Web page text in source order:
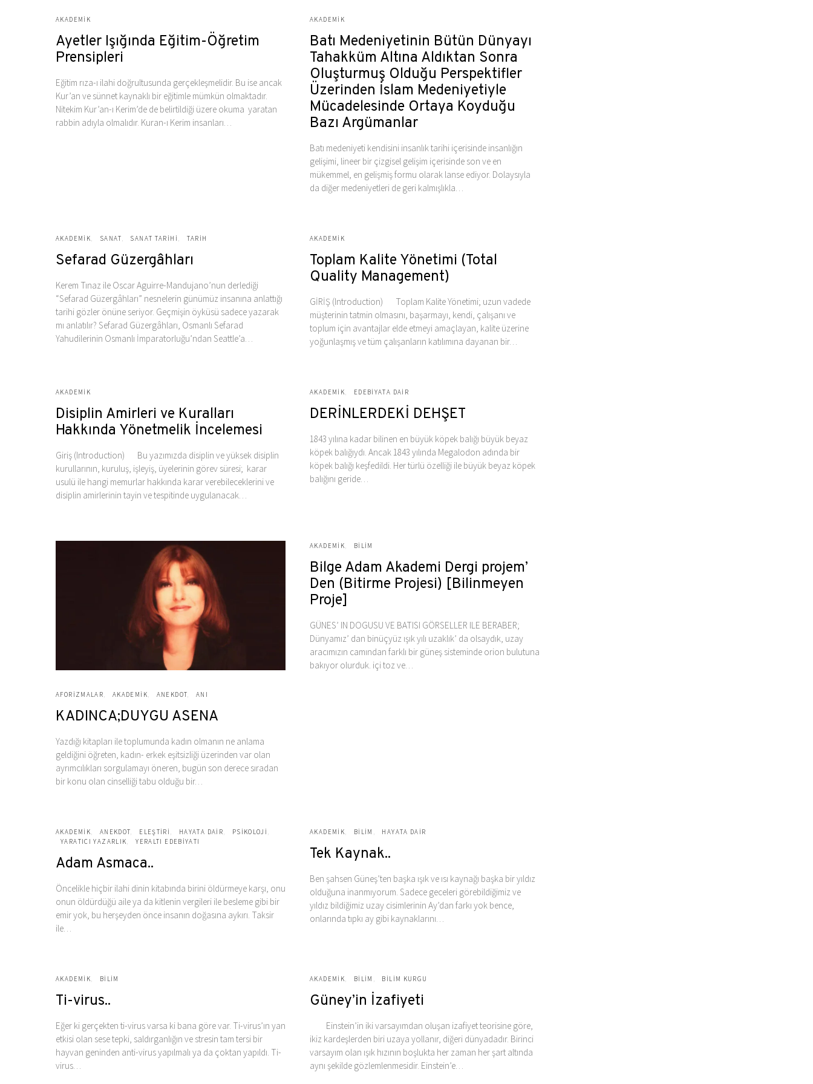
AKADEMIK
Ayetler Işığında Eğitim-Öğretim
Prensipleri
Eğitim rıza-ı ilahi doğrultusunda gerçekleşmelidir. Bu ise ancak
Kur’an ve sünnet kaynaklı bir eğitimle mümkün olmaktadır.
Nitekim Kur’an-ı Kerim’de de belirtildiği üzere okuma yaratan
rabbin adıyla olmalıdır. Kuran-ı Kerim insanları…
AKADEMIK
Batı Medeniyetinin Bütün Dünyayı
Tahakküm Altına Aldıktan Sonra
Oluşturmuş Olduğu Perspektifler
Üzerinden İslam Medeniyetiyle
Mücadelesinde Ortaya Koyduğu
Bazı Argümanlar
Batı medeniyeti kendisini insanlık tarihi içerisinde insanlığın
gelişimi, lineer bir çizgisel gelişim içerisinde son ve en
mükemmel, en gelişmiş formu olarak lanse ediyor. Dolaysıyla
da diğer medeniyetleri de geri kalmışlıkla…
AKADEMIK SANAT SANAT TARIHI TARIH
Sefarad Güzergâhları
Kerem Tınaz ile Oscar Aguirre-Mandujano’nun derlediği
“Sefarad Güzergâhları” nesnelerin günümüz insanına anlattığı
tarihi gözler önüne seriyor. Geçmişin öyküsü sadece yazarak
mı anlatılır? Sefarad Güzergâhları, Osmanlı Sefarad
Yahudilerinin Osmanlı İmparatorluğu’ndan Seattle’a…
AKADEMIK
Toplam Kalite Yönetimi (Total
Quality Management)
GİRİŞ (Introduction) Toplam Kalite Yönetimi; uzun vadede
müşterinin tatmin olmasını, başarmayı, kendi, çalışanı ve
toplum için avantajlar elde etmeyi amaçlayan, kalite üzerine
yoğunlaşmış ve tüm çalışanların katılımına dayanan bir…
AKADEMIK
Disiplin Amirleri ve Kuralları
Hakkında Yönetmelik İncelemesi
Giriş (Introduction) Bu yazımızda disiplin ve yüksek disiplin
kurullarının, kuruluş, işleyiş, üyelerinin görev süresi; karar
usulü ile hangi memurlar hakkında karar verebileceklerini ve
disiplin amirlerinin tayin ve tespitinde uygulanacak…
AKADEMIK EDEBIYATA DAIR
DERİNLERDEKİ DEHŞET
1843 yılına kadar bilinen en büyük köpek balığı büyük beyaz
köpek balığıydı. Ancak 1843 yılında Megalodon adında bir
köpek balığı keşfedildi. Her türlü özelliği ile büyük beyaz köpek
balığını geride…
AFORIZMALAR AKADEMIK ANEKDOT ANI
KADINCA;DUYGU ASENA
Yazdığı kitapları ile toplumunda kadın olmanın ne anlama
geldiğini öğreten, kadın- erkek eşitsizliği üzerinden var olan
ayrımcılıkları sorgulamayı öneren, bugün son derece sıradan
bir konu olan cinselliği tabu olduğu bir…
AKADEMIK BILIM
Bilge Adam Akademi Dergi projem’
Den (Bitirme Projesi) [Bilinmeyen
Proje]
GÜNES’ IN DOGUSU VE BATISI GÖRSELLER ILE BERABER;
Dünyamız’ dan binüçyüz ışık yılı uzaklık’ da olsaydık, uzay
aracımızın camından farklı bir güneş sisteminde orion bulutuna
bakıyor olurduk. içi toz ve…
AKADEMIK ANEKDOT ELEŞTIRI HAYATA DAIR
PSIKOLOJI
YARATICI YAZARLIK
YERALTI EDEBIYATI
Adam Asmaca..
Öncelikle hiçbir ilahi dinin kitabında birini öldürmeye karşı, onu
onun öldürdüğü aile ya da kitlenin vergileri ile besleme gibi bir
emir yok, bu herşeyden önce insanın doğasına aykırı. Taksir
ile…
AKADEMIK BILIM HAYATA DAIR
Tek Kaynak..
Ben şahsen Güneş’ten başka ışık ve ısı kaynağı başka bir yıldız
olduğuna inanmıyorum. Sadece geceleri görebildiğimiz ve
yıldız bildiğimiz uzay cisimlerinin Ay’dan farkı yok bence,
onlarında tıpkı ay gibi kaynaklarını…
AKADEMIK BILIM
Ti-virus..
Eğer ki gerçekten ti-virus varsa ki bana göre var. Ti-virus’ın yan
etkisi olan sese tepki, saldırganlığın ve stresin tam tersi bir
hayvan geninden anti-virus yapılmalı ya da çoktan yapıldı. Ti-
virus…
AKADEMIK BILIM BILIM KURGU
Güney’in İzafiyeti
Einstein’in iki varsayımdan oluşan izafiyet teorisine göre,
ikiz kardeşlerden biri uzaya yollanır, diğeri dünyadadır. Birinci
varsayım olan ışık hızının boşlukta her zaman her şart altında
aynı şekilde gözlemlenmesidir. Einstein’e…